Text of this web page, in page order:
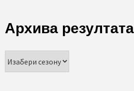
Архива